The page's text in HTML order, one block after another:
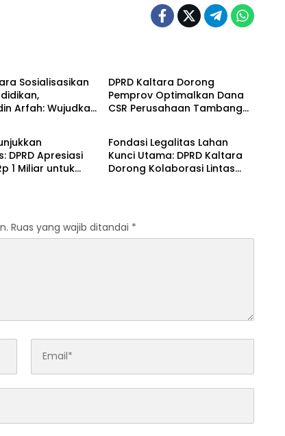
Sosialisasikan
Arfah: Wujudkan
DPRD Kaltara Dorong
Pemprov Optimalkan Dana
CSR Perusahaan Tambang
DPRD Apresiasi
1 Miliar untuk
Pemprov Kaltara
Fondasi Legalitas Lahan
Kunci Utama: DPRD Kaltara
Dorong Kolaborasi Lintas
Ruas yang wajib ditandai *